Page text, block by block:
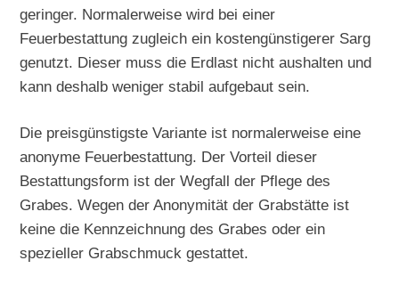
geringer. Normalerweise wird bei einer
Feuerbestattung zugleich ein kostengünstigerer Sarg
genutzt. Dieser muss die Erdlast nicht aushalten und
kann deshalb weniger stabil aufgebaut sein.
Die preisgünstigste Variante ist normalerweise eine
anonyme Feuerbestattung. Der Vorteil dieser
Bestattungsform ist der Wegfall der Pflege des
Grabes. Wegen der Anonymität der Grabstätte ist
keine die Kennzeichnung des Grabes oder ein
spezieller Grabschmuck gestattet.